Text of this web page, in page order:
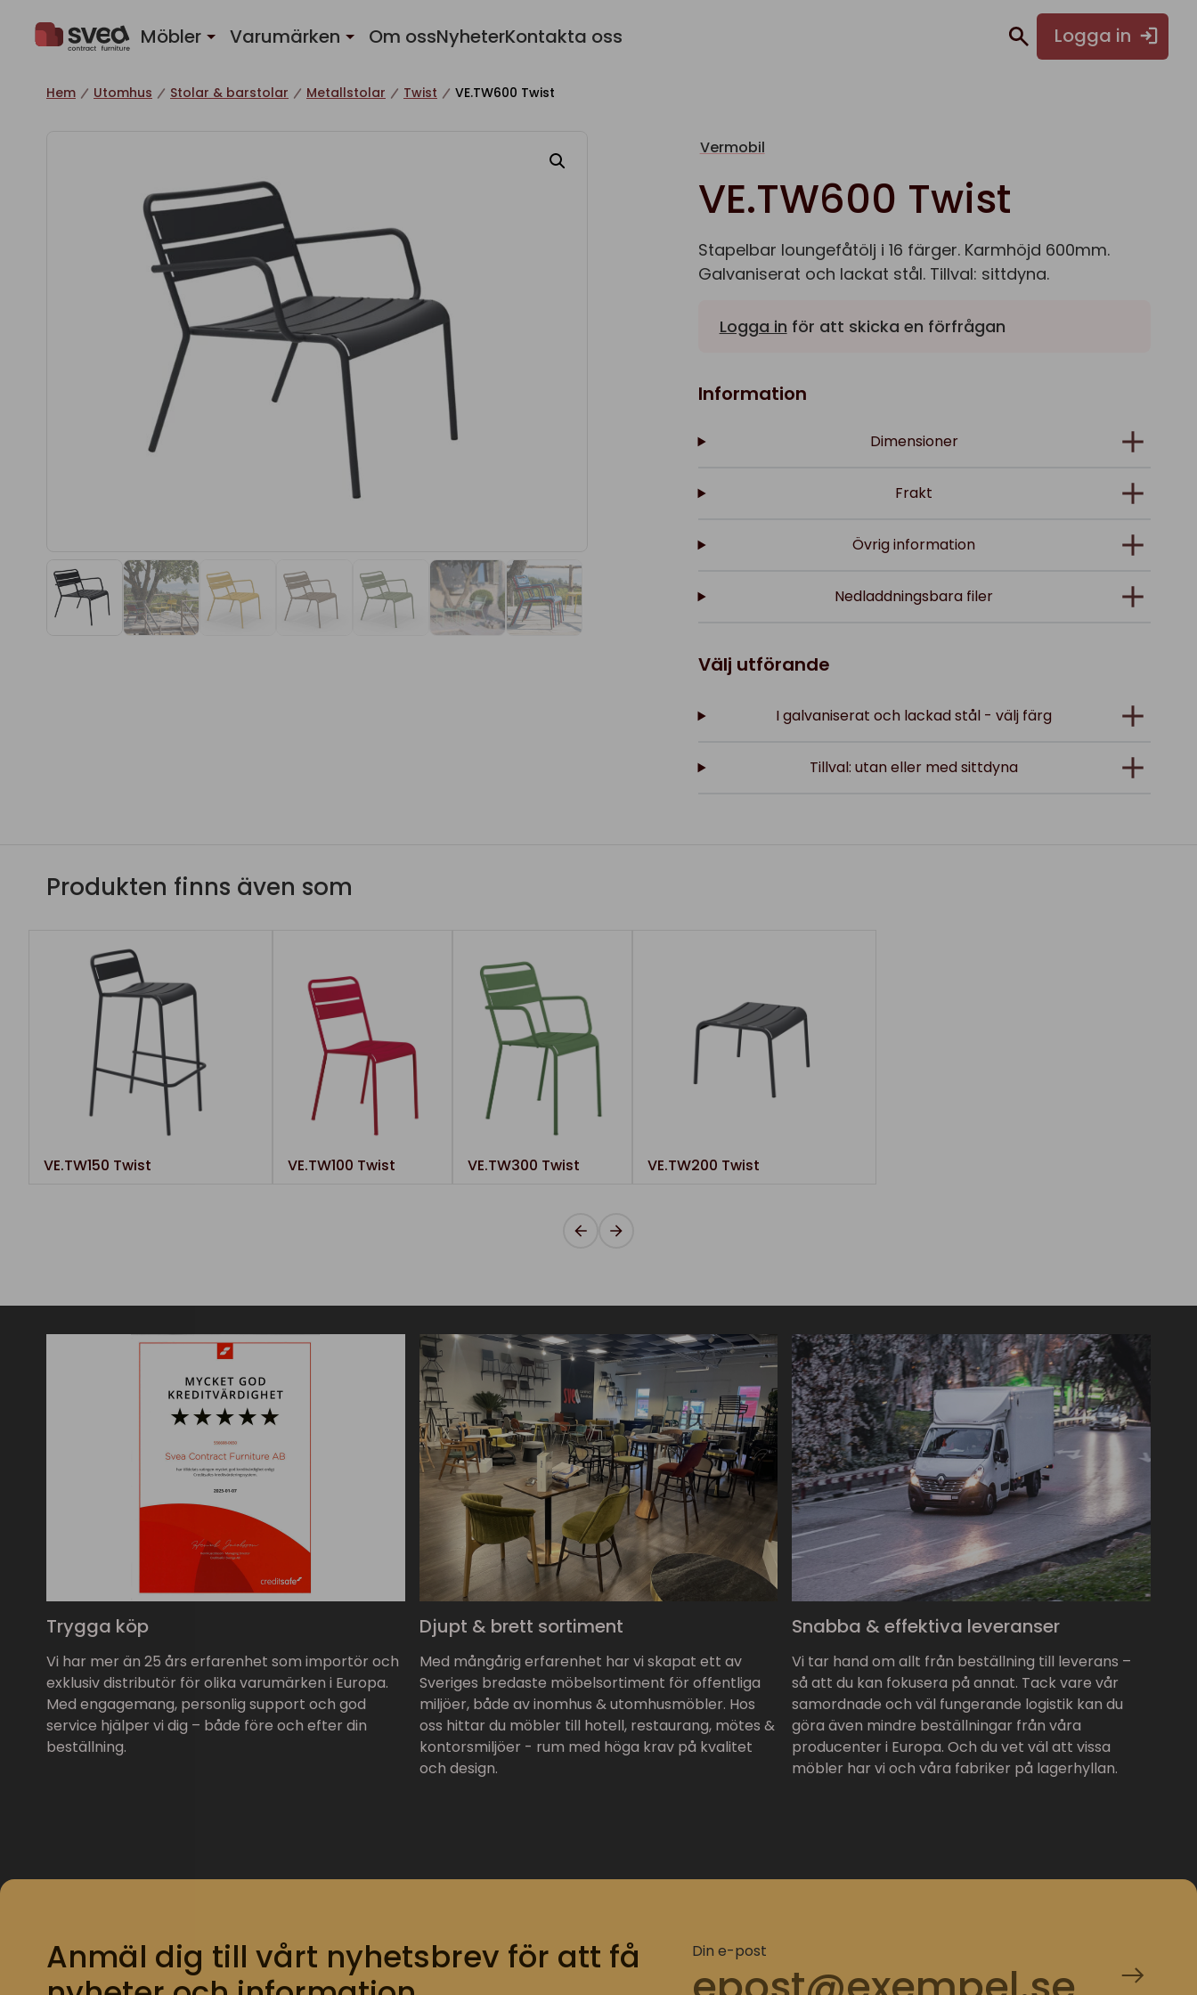
Möbler Varumärken Om ossNyheterKontakta oss Logga in
Hem Utomhus Stolar & barstolar Metallstolar Twist VE.TW600 Twist
Vermobil
VE.TW600 Twist
Stapelbar loungefåtölj i 16 färger. Karmhöjd 600mm.
Galvaniserat och lackat stål. Tillval: sittdyna.
Logga in för att skicka en förfrågan
Information
Dimensioner
Frakt
Övrig information
Nedladdningsbara filer
Välj utförande
I galvaniserat och lackad stål - välj färg
Tillval: utan eller med sittdyna
Produkten finns även som
VE.TW150 Twist VE.TW100 Twist VE.TW300 Twist VE.TW200 Twist
Trygga köp
Vi har mer än 25 års erfarenhet som importör och
exklusiv distributör för olika varumärken i Europa.
Med engagemang, personlig support och god
service hjälper vi dig – både före och efter din
beställning.
Djupt & brett sortiment
Med mångårig erfarenhet har vi skapat ett av
Sveriges bredaste möbelsortiment för offentliga
miljöer, både av inomhus & utomhusmöbler. Hos
oss hittar du möbler till hotell, restaurang, mötes &
kontorsmiljöer - rum med höga krav på kvalitet
och design.
Snabba & effektiva leveranser
Vi tar hand om allt från beställning till leverans –
så att du kan fokusera på annat. Tack vare vår
samordnade och väl fungerande logistik kan du
göra även mindre beställningar från våra
producenter i Europa. Och du vet väl att vissa
möbler har vi och våra fabriker på lagerhyllan.
Anmäl dig till vårt nyhetsbrev för att få
Din e-post